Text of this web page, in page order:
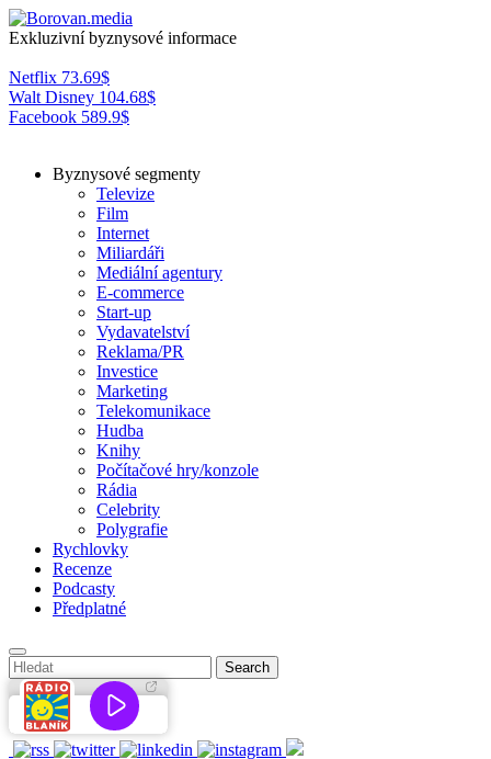
Exkluzivní byznysové informace
Netflix 73.69$
Walt Disney 104.68$
Facebook 589.9$
Byznysové segmenty
Televize
Film
Internet
Miliardáři
Mediální agentury
E-commerce
Start-up
Vydavatelství
Reklama/PR
Investice
Marketing
Telekomunikace
Hudba
Knihy
Počítačové hry/konzole
Rádia
Celebrity
Polygrafie
Rychlovky
Recenze
Podcasty
Předplatné